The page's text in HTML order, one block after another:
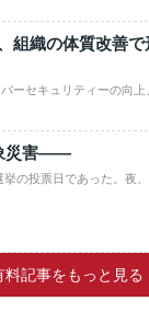
組織の体質改善で
ーセキュリティーの向上
災害――
の投票日であった。夜
料記事をもっと見る